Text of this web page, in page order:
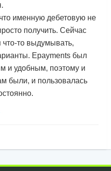
именную дебетовую не
получить. Сейчас
что-то выдумывать,
Epayments был
и удобным, поэтому и
были, и пользовалась